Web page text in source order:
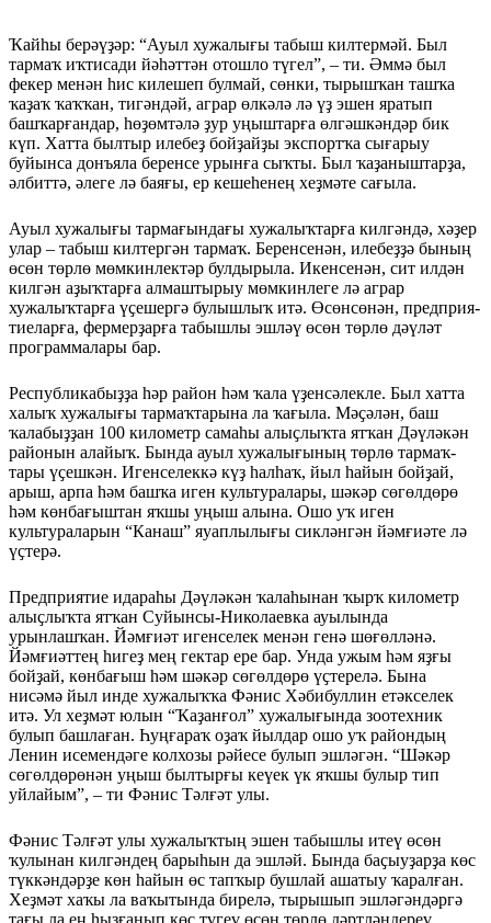
Ҡайһы берәүҙәр: “Ауыл хужалығы табыш килтермәй. Был
тармаҡ иҡтисади йәһәт­тән отошло түгел”, – ти. Әммә был
фекер менән һис килешеп булмай, сөнки, тырышҡан ташҡа
ҡаҙаҡ ҡаҡҡан, тигәндәй, аграр өлкәлә лә үҙ эшен яратып
башҡарғандар, һөҙөмтәлә ҙур уңыштарға өлгәшкәндәр бик
күп. Хатта былтыр илебеҙ бойҙайҙы экспортҡа сығарыу
буйынса донъяла беренсе урынға сыҡты. Был ҡаҙа­ныштарҙа,
әлбиттә, әлеге лә баяғы, ер кешеһенең хеҙмәте сағыла.
Ауыл хужалығы тармағын­дағы хужалыҡтарға килгәндә, хәҙер
улар – табыш килтергән тармаҡ. Беренсенән, илебеҙҙә бының
өсөн төрлө мөмкин­лектәр булдырыла. Икенсе­нән, сит илдән
килгән аҙыҡ­тарға алмаштырыу мөмкин­леге лә аграр
хужалыҡтарға үҫешергә булышлыҡ итә. Өсөн­сөнән, предприя­
тие­ларға, фермерҙарға табышлы эшләү өсөн төрлө дәүләт
программалары бар.
Республикабыҙҙа һәр район һәм ҡала үҙенсәлекле. Был хатта
халыҡ хужалығы тар­маҡ­тарына ла ҡағыла. Мә­ҫәлән, баш
ҡалабыҙҙан 100 ки­лометр самаһы алыҫ­лыҡта ятҡан Дәүләкән
районын алайыҡ. Бында ауыл хужалығының төрлө тармаҡ­
тары үҫешкән. Игенселеккә күҙ һалһаҡ, йыл һайын бойҙай,
арыш, арпа һәм башҡа иген культуралары, шәкәр сөгөл­дөрө
һәм көнбағыштан яҡшы уңыш алына. Ошо уҡ иген
культураларын “Канаш” яуап­лылығы сикләнгән йәмғиәте лә
үҫтерә.
Предприятие идараһы Дәү­ләкән ҡалаһынан ҡырҡ километр
алыҫлыҡта ятҡан Суйынсы-Николаевка ауылында
урынлашҡан. Йәмғиәт игенселек менән генә шөғөлләнә.
Йәмғиәттең һигеҙ мең гектар ере бар. Унда ужым һәм яҙғы
бойҙай, көнбағыш һәм шәкәр сөгөлдөрө үҫтерелә. Бына
нисәмә йыл инде хужалыҡҡа Фәнис Хәбибуллин етәкселек
итә. Ул хеҙмәт юлын “Ҡа­ҙан­ғол” хужалығында зоотехник
булып башлаған. Һуңғараҡ оҙаҡ йылдар ошо уҡ райондың
Ленин исемендәге колхозы рә­йесе булып эшләгән. “Шәкәр
сөгөлдөрөнән уңыш былтырғы кеүек үк яҡшы булыр тип
уйлайым”, – ти Фәнис Тәлғәт улы.
Фәнис Тәлғәт улы хужалыҡ­тың эшен табышлы итеү өсөн
ҡулынан килгәндең барыһын да эшләй. Бында баҫыуҙарҙа көс
түккәндәрҙе көн һайын өс тапҡыр бушлай ашатыу ҡа­ралған.
Хеҙмәт хаҡы ла ваҡы­тында бирелә, тырышып эш­лә­гәндәргә
тағы ла ең һыҙға­нып көс түгеү өсөн төрлө дәртләндереү